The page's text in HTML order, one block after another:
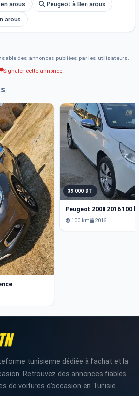
arous Peugeot à Ben arous
arous
des annonces publiées par les utilisateurs.
Signaler cette annonce
39 000 DT
Peugeot 2008 2016 100
100 km 2016
tunisienne dédiée à l’achat et la
Retrouvez des annonces fiables
de voitures d’occasion en Tunisie.